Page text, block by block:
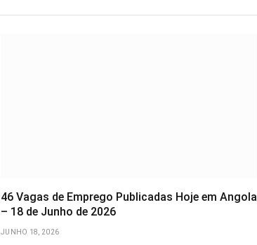
46 Vagas de Emprego Publicadas Hoje em Angola
– 18 de Junho de 2026
JUNHO 18, 2026